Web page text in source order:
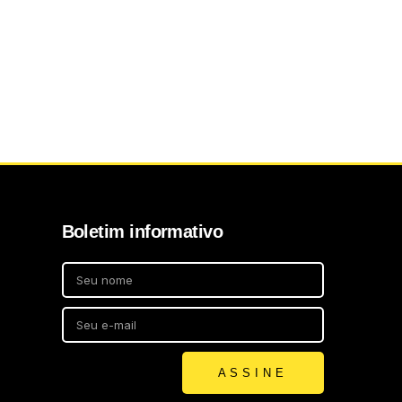
Boletim informativo
ASSINE